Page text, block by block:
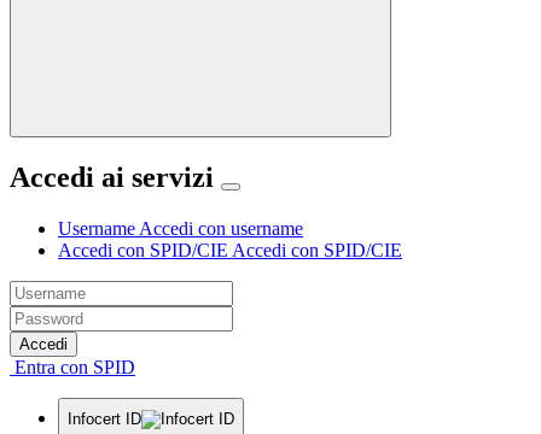
Accedi ai servizi
Username Accedi con username
Accedi con SPID/CIE Accedi con SPID/CIE
Accedi
Entra con SPID
Infocert ID